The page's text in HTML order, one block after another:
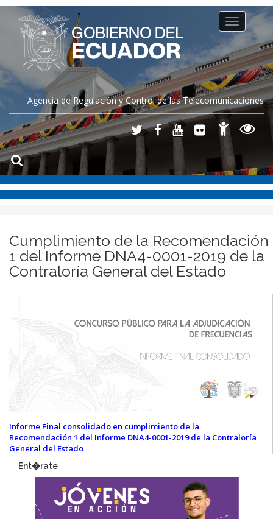
Agencia de Regulación y Control de las Telecomunicaciones
Toggle
navigation
Cumplimiento de la Recomendación
1 del Informe DNA4-0001-2019 de la
Contraloría General del Estado
Informe Final consolidado en cumplimiento de la
Recomendación 1 del Informe DNA4-0001-2019 de la Contraloría
General del Estado
Ent�rate